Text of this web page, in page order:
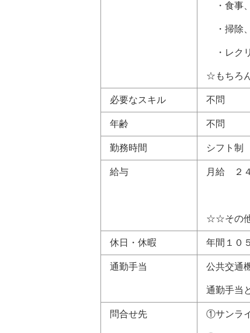
・食事
・掃除
・レク
☆もちろ
必要なスキル 不問
年齢 不問
勤務時間 シフト制
給与 月給 ２
☆☆その他
休日・休暇 年間１０
通勤手当 公共交通
通勤手当
問合せ先 ①サンラ